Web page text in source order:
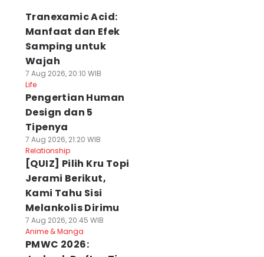
Tranexamic Acid:
Manfaat dan Efek
Samping untuk
Wajah
7 Aug 2026, 20:10 WIB
Life
Pengertian Human
Design dan 5
Tipenya
7 Aug 2026, 21:20 WIB
Relationship
[QUIZ] Pilih Kru Topi
Jerami Berikut,
Kami Tahu Sisi
Melankolis Dirimu
7 Aug 2026, 20:45 WIB
Anime & Manga
PMWC 2026: